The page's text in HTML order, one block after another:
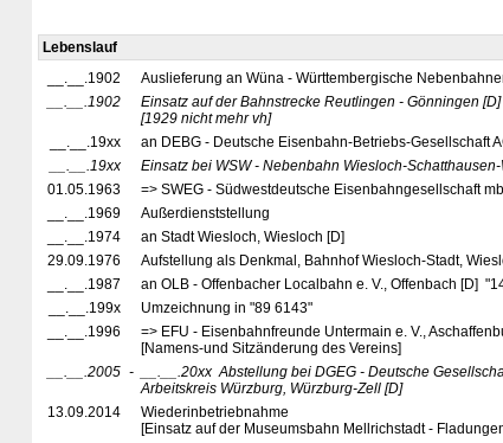
Lebenslauf
__.__.1902
Auslieferung an Wüna - Württembergische
__.__.1902
Einsatz auf der Bahnstrecke Reutlingen - Gönningen [D]
[1929 nicht mehr vh]
__.__.19xx
an DEBG - Deutsche Eisenbahn-Betriebs-Gesellschaft
__.__.19xx
Einsatz bei WSW - Nebenbahn Wiesloch-
01.05.1963
=> SWEG - Südwestdeutsche Eisenbahngesellschaft
__.__.1969
Außerdienststellung
__.__.1974
an Stadt Wiesloch, Wiesloch [D]
29.09.1976
Aufstellung als Denkmal, Bahnhof Wiesloch-Stadt,
__.__.1987
an OLB - Offenbacher Localbahn e. V., Offenbach [D]
__.__.199x
Umzeichnung in "89 6143"
__.__.1996
=> EFU - Eisenbahnfreunde Untermain e. V.,
[Namens-und Sitzänderung des Vereins]
__.__.2005 - __.__.20xx Abstellung bei DGEG - Deutsche
Arbeitskreis Würzburg, Würzburg-Zell [D]
13.09.2014
Wiederinbetriebnahme
[Einsatz auf der Museumsbahn Mellrichstadt -